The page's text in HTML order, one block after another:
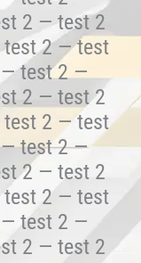
2 — test 2
2 — test
test 2 —
2 — test 2
2 — test
test 2 —
2 — test 2
2 — test
test 2 —
2 — test 2